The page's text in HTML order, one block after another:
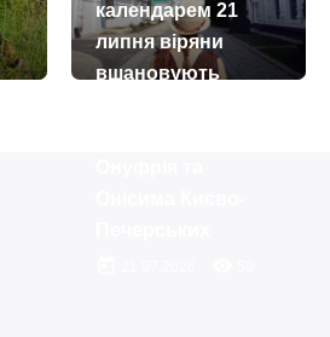
календарем 21
липня віряни
вшановують